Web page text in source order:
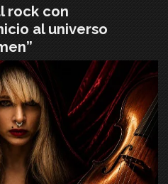
rock con
al universo